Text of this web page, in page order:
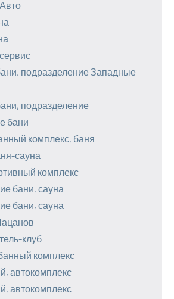
подразделение Западные
подразделение
бани
комплекс, баня
сауна
комплекс
бани, сауна
бани, сауна
клуб
комплекс
автокомплекс
автокомплекс